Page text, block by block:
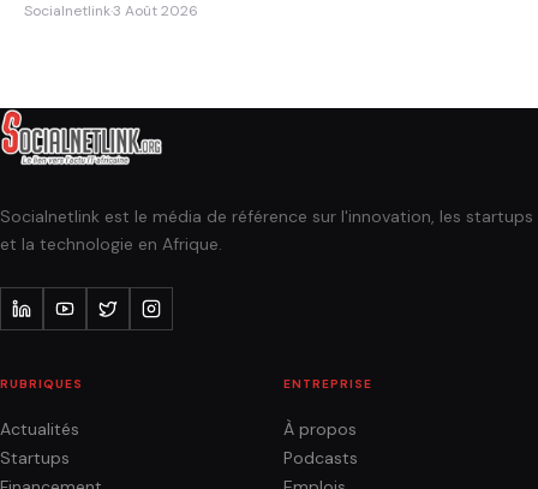
Socialnetlink·3 Août 2026
Socialnetlink est le média de référence sur l'innovation, les startups
et la technologie en Afrique.
RUBRIQUES
Actualités
Startups
ENTREPRISE
À propos
Podcasts